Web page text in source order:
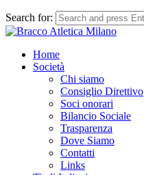
Search for:
Home
Società
Chi siamo
Consiglio Direttivo
Soci onorari
Bilancio Sociale
Trasparenza
Dove Siamo
Contatti
Links